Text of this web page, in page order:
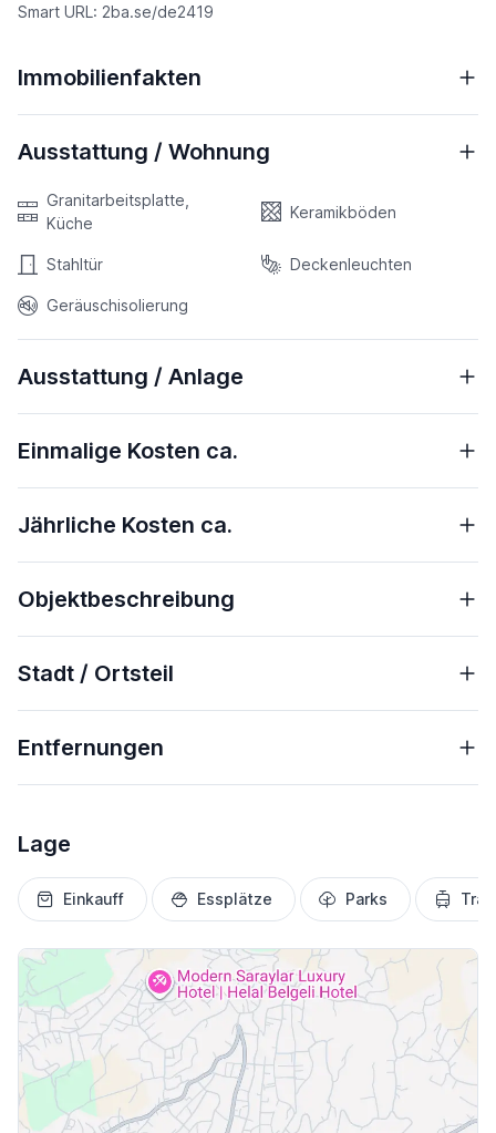
Smart URL: 2ba.se/de2419
Immobilienfakten
Ausstattung / Wohnung
Granitarbeitsplatte,
Küche
Keramikböden
Stahltür Deckenleuchten
Geräuschisolierung
Ausstattung / Anlage
Einmalige Kosten ca.
Jährliche Kosten ca.
Objektbeschreibung
Stadt / Ortsteil
Entfernungen
Lage
Einkauff Essplätze Parks